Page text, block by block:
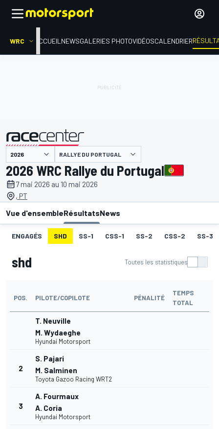
WRC ACCUEIL NEWSGALERIES PHOTOVIDÉOSCALENDRIER
présenté par RALLYE DU PORTUGAL
2026 WRC Rallye du Portugal
7 mai 2026 au 10 mai 2026
, PT
Vue d'ensembleRésultatsNews
ENGAGÉS SHD SS-1 CSS-1 SS-2 CSS-2 SS-3
shd Toutes les statistiques
POS. PILOTE/COPILOTE PÉNALITÉ
TEMPS
TOTAL
T. Neuville
M. Wydaeghe
Hyundai Motorsport
2
S. Pajari
M. Salminen
Toyota Gazoo Racing WRT2
3
A. Fourmaux
A. Coria
Hyundai Motorsport